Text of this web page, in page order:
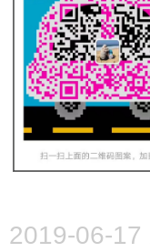
2019-06-17